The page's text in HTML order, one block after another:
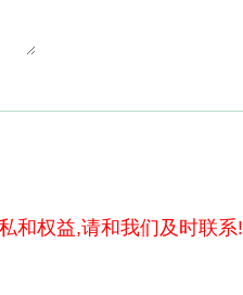
和权益,请和我们及时联系!